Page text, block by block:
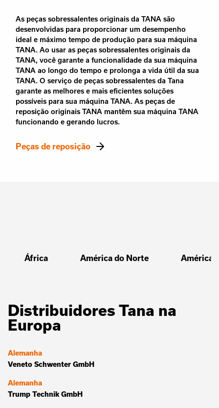
As peças sobressalentes originais da TANA são
desenvolvidas para proporcionar um desempenho
ideal e máximo tempo de produção para sua máquina
TANA. Ao usar as peças sobressalentes originais da
TANA, você garante a funcionalidade da sua máquina
TANA ao longo do tempo e prolonga a vida útil da sua
TANA. O serviço de peças sobressalentes da Tana
garante as melhores e mais eficientes soluções
possíveis para sua máquina TANA. As peças de
reposição originais TANA mantêm sua máquina TANA
funcionando e gerando lucros.
Peças de reposição
África América do Norte América
Distribuidores Tana na
Europa
Alemanha
Veneto Schwenter GmbH
Alemanha
Trump Technik GmbH